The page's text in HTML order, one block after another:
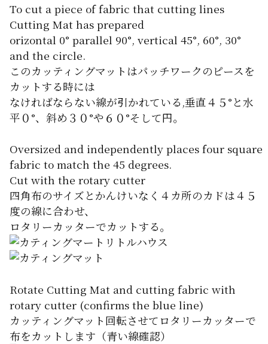
To cut a piece of fabric that cutting lines
Cutting Mat has prepared
orizontal 0° parallel 90°, vertical 45°, 60°, 30°
and the circle.
このカッティングマットはパッチワークのピースを
カットする時には
なければならない線が引かれている,垂直４５°と水
平０°、斜め３０°や６０°そして円。
Oversized and independently places four square
fabric to match the 45 degrees.
Cut with the rotary cutter
四角布のサイズとかんけいなく４カ所のカドは４５
度の線に合わせ、
ロタリーカッターでカットする。
Rotate Cutting Mat and cutting fabric with
rotary cutter (confirms the blue line)
カッティングマット回転させてロタリーカッターで
布をカットします（青い線確認）